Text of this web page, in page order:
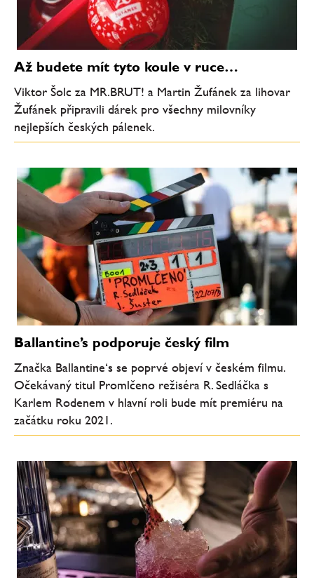
Až budete mít tyto koule v ruce…
Viktor Šolc za MR.BRUT! a Martin Žufánek za lihovar
Žufánek připravili dárek pro všechny milovníky
nejlepších českých pálenek.
Ballantine’s podporuje český film
Značka Ballantine‘s se poprvé objeví v českém filmu.
Očekávaný titul Promlčeno režiséra R. Sedláčka s
Karlem Rodenem v hlavní roli bude mít premiéru na
začátku roku 2021.